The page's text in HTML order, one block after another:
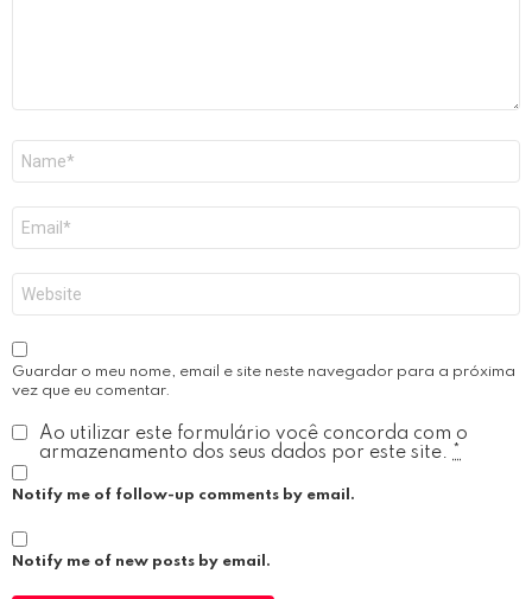
Guardar o meu nome, email e site neste navegador para a próxima
vez que eu comentar.
Ao utilizar este formulário você concorda com o
armazenamento dos seus dados por este site.
Notify me of follow-up comments by email.
Notify me of new posts by email.